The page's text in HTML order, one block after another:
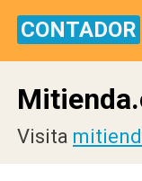
CONTADOR
Visita